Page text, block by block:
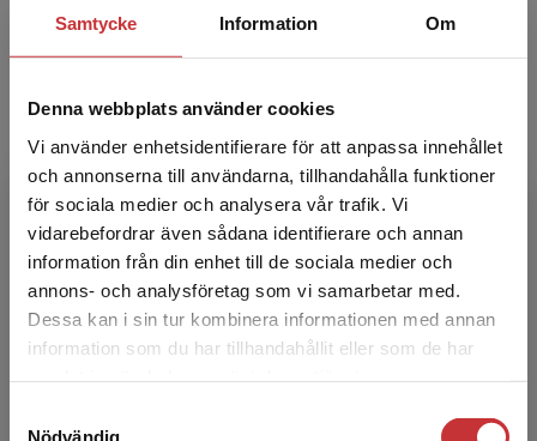
Samtycke Information Om
Denna webbplats använder cookies
Vi använder enhetsidentifierare för att anpassa innehållet
och annonserna till användarna, tillhandahålla funktioner
för sociala medier och analysera vår trafik. Vi
vidarebefordrar även sådana identifierare och annan
information från din enhet till de sociala medier och
annons- och analysföretag som vi samarbetar med.
Dessa kan i sin tur kombinera informationen med annan
information som du har tillhandahållit eller som de har
Nödvändig
Begränsad fraktregion
Det verkar som att du besöker
studentlitteratur.se via en enhet utanför Sverige.
Vi erbjuder inte leveranser utanför Sverige. För
pedagogik och specialpedagog...
Johanna Lindgren Chin
Johanna Lindgren Chin är utbildad
specialpedagog och leg. speciallärare. Hon är
verksam specialpedagog i grundskolan. Hon
driver också Instagramkon...